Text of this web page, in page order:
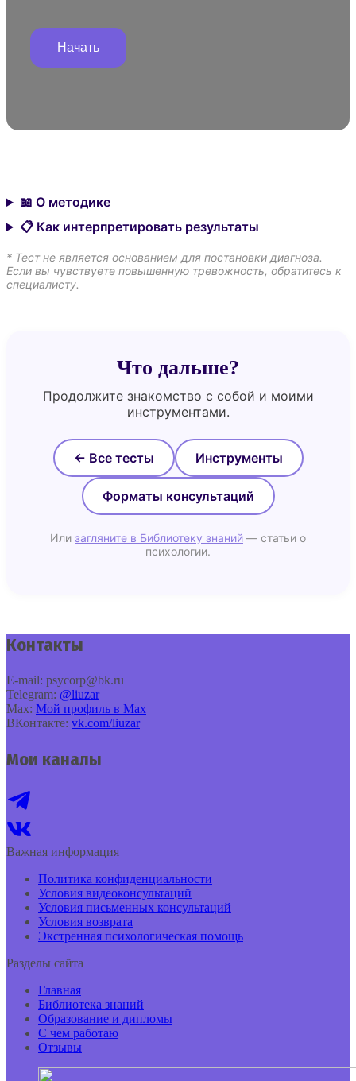
Начать
📖 О методике
📋 Как интерпретировать результаты
* Тест не является основанием для постановки диагноза.
Если вы чувствуете повышенную тревожность, обратитесь к
специалисту.
Что дальше?
Продолжите знакомство с собой и моими
инструментами.
← Все тесты Инструменты
Форматы консультаций
Или загляните в Библиотеку знаний — статьи о
психологии.
Контакты
E‑mail: psycorp@bk.ru
Telegram: @liuzar
Max: Мой профиль в Max
ВКонтакте: vk.com/liuzar
Мои каналы
Важная информация
Политика конфиденциальности
Условия видеоконсультаций
Условия письменных консультаций
Условия возврата
Экстренная психологическая помощь
Разделы сайта
Главная
Библиотека знаний
Образование и дипломы
С чем работаю
Отзывы